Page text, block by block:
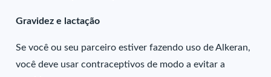
Gravidez e lactação
Se você ou seu parceiro estiver fazendo uso de Alkeran,
você deve usar contraceptivos de modo a evitar a